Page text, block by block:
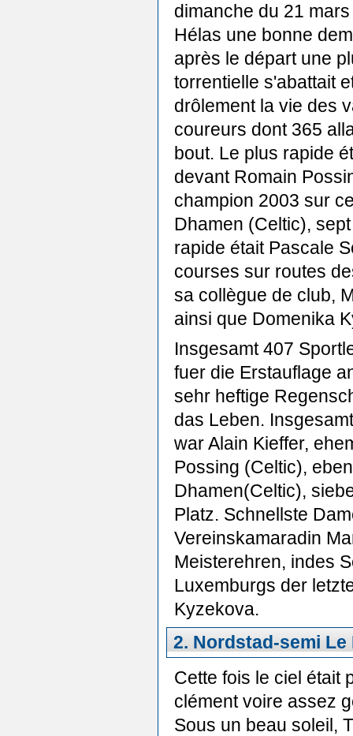
dimanche du 21
Hélas une bonne
après le départ une
torrentielle s'abattait
drôlement la vie des
coureurs dont 365
bout. Le plus rapide
devant Romain
champion 2003 sur
Dhamen (Celtic),
rapide était Pascale
courses sur routes
sa collègue de club,
ainsi que Domenika
Insgesamt 407
fuer die Erstauflage
sehr heftige
das Leben.
war Alain Kieffer,
Possing (Celtic),
Dhamen(Celtic),
Platz. Schnellste
Vereinskamaradin
Meisterehren, indes
Luxemburgs der
Kyzekova.
2. Nordstad-semi Le
Cette fois le ciel était
clément voire assez
Sous un beau soleil,